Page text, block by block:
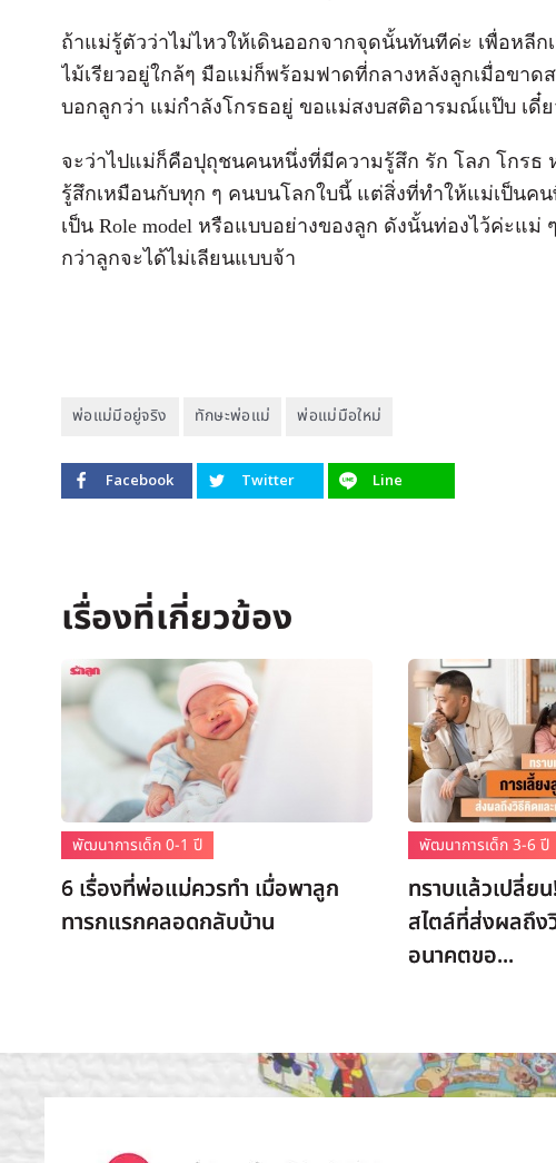
ถ้าแม่รู้ตัวว่าไม่ไหวให้เดินออกจากจุดนั้นทันทีค่ะ เพื่อหลีก
ไม้เรียวอยู่ใกล้ๆ มือแม่ก็พร้อมฟาดที่กลางหลังลูกเมื่อขาด
บอกลูกว่า แม่กำลังโกรธอยู่ ขอแม่สงบสติอารมณ์แป๊บ เดี๋
จะว่าไปแม่ก็คือปุถุชนคนหนึ่งที่มีความรู้สึก รัก โลภ โกรธ
รู้สึกเหมือนกับทุก ๆ คนบนโลกใบนี้ แต่สิ่งที่ทำให้แม่เป็นค
เป็น Role model หรือแบบอย่างของลูก ดังนั้นท่องไว้ค่ะแ
กว่าลูกจะได้ไม่เลียนแบบจ้า
พ่อแม่มีอยู่จริง ทักษะพ่อแม่ พ่อแม่มือใหม่
Facebook Twitter Line
พัฒนาการเด็ก 0-1 ปี
6 เรื่องที่พ่อแม่ควรทำ เมื่อพาลูก
ทารกแรกคลอดกลับบ้าน
พัฒนาการเด็ก 3-6 ปี
ทราบแล้วเปลี่ย
สไตล์ที่ส่งผลถึง
อนาคตขอ...